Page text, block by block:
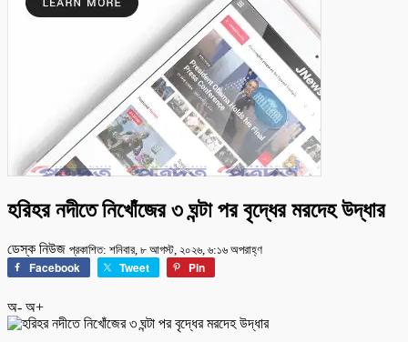
হরিহর নদীতে নিখোঁজের ৩ ঘন্টা পর বৃদ্ধের মরদেহ উদ্ধার
ডেস্ক নিউজ প্রকাশিত: শনিবার, ৮ আগস্ট, ২০২৬, ৬:১৬ অপরাহ্ণ
Facebook Tweet Pin
অ- অ+